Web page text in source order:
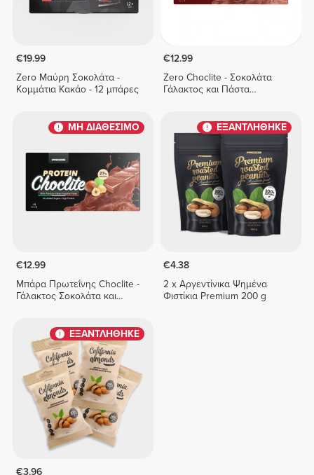
€19.99
Zero Μαύρη Σοκολάτα -
Κομμάτια Κακάο - 12 μπάρες
€12.99
Zero Choclite - Σοκολάτα
Γάλακτος και Πάστα
ΜΗ ΔΙΑΘΕΣΙΜΟ
€12.99
Μπάρα Πρωτεΐνης Choclite -
Γάλακτος Σοκολάτα και
ΕΞΑΝΤΛΗΘΗΚΕ
€4.38
2 x Αργεντίνικα Ψημένα
Φιστίκια Premium 200 g
ΕΞΑΝΤΛΗΘΗΚΕ
€3.96